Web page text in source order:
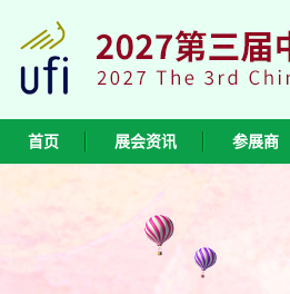
首页 展会资讯 参展商